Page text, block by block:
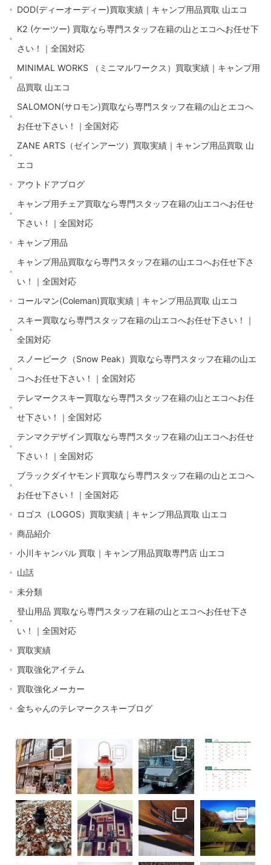
DOD(ディーオーディー)買取実績｜キャンプ用品買取 山エコ
K2 (ケーツー) 買取なら専門スタッフ在籍の山とエコへお任せ下
さい！｜全国対応
MINIMAL WORKS （ミニマルワークス）買取実績｜キャンプ用
品買取 山エコ
SALOMON(サロモン)買取なら専門スタッフ在籍の山とエコへ
お任せ下さい！｜全国対応
ZANE ARTS（ゼインアーツ）買取実績｜キャンプ用品買取 山
エコ
アウトドアブログ
キャンプ用チェア買取なら専門スタッフ在籍の山エコへお任せ
下さい！｜全国対応
キャンプ用品
キャンプ用品買取なら専門スタッフ在籍の山エコへお任せ下さ
い！｜全国対応
コールマン(Coleman)買取実績｜キャンプ用品買取 山エコ
スキー買取なら専門スタッフ在籍の山エコへお任せ下さい！｜
全国対応
スノーピーク（Snow Peak）買取なら専門スタッフ在籍の山エ
コへお任せ下さい！｜全国対応
テレマークスキー買取なら専門スタッフ在籍の山とエコへお任
せ下さい！｜全国対応
テンマクデザイン買取なら専門スタッフ在籍の山エコへお任せ
下さい！｜全国対応
ブラックダイヤモンド買取なら専門スタッフ在籍の山とエコへ
お任せ下さい！｜全国対応
ロゴス（LOGOS）買取実績｜キャンプ用品買取 山エコ
商品紹介
小川キャンパル 買取｜キャンプ用品買取専門店 山エコ
山話
未分類
登山用品 買取なら専門スタッフ在籍の山とエコへお任せ下さ
い！｜全国対応
買取実績
買取強化アイテム
買取強化メーカー
金ちゃんのテレマークスキーブログ